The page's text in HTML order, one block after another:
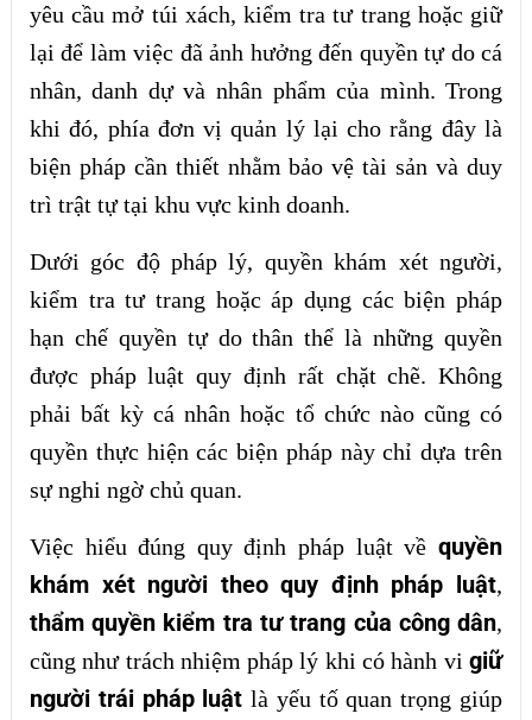
yêu cầu mở túi xách, kiểm tra tư trang hoặc giữ
lại để làm việc đã ảnh hưởng đến quyền tự do cá
nhân, danh dự và nhân phẩm của mình. Trong
khi đó, phía đơn vị quản lý lại cho rằng đây là
biện pháp cần thiết nhằm bảo vệ tài sản và duy
trì trật tự tại khu vực kinh doanh.
Dưới góc độ pháp lý, quyền khám xét người,
kiểm tra tư trang hoặc áp dụng các biện pháp
hạn chế quyền tự do thân thể là những quyền
được pháp luật quy định rất chặt chẽ. Không
phải bất kỳ cá nhân hoặc tổ chức nào cũng có
quyền thực hiện các biện pháp này chỉ dựa trên
sự nghi ngờ chủ quan.
Việc hiểu đúng quy định pháp luật vềquyền
khám xét người theo quy định pháp luật,
thẩm quyền kiểm tra tư trang của công dân,
cũng như trách nhiệm pháp lý khi có hành vigiữ
người trái pháp luật là yếu tố quan trọng giúp